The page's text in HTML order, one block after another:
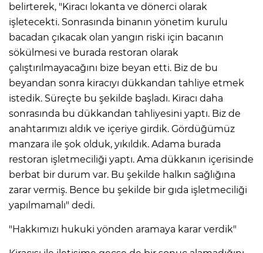
belirterek, "Kiracı lokanta ve dönerci olarak
işletecekti. Sonrasında binanın yönetim kurulu
bacadan çıkacak olan yangın riski için bacanın
sökülmesi ve burada restoran olarak
çalıştırılmayacağını bize beyan etti. Biz de bu
beyandan sonra kiracıyı dükkandan tahliye etmek
istedik. Süreçte bu şekilde başladı. Kiracı daha
sonrasında bu dükkandan tahliyesini yaptı. Biz de
anahtarımızı aldık ve içeriye girdik. Gördüğümüz
manzara ile şok olduk, yıkıldık. Adama burada
restoran işletmeciliği yaptı. Ama dükkanın içerisinde
berbat bir durum var. Bu şekilde halkın sağlığına
zarar vermiş. Bence bu şekilde bir gıda işletmeciliği
yapılmamalı" dedi.
"Hakkımızı hukuki yönden aramaya karar verdik"